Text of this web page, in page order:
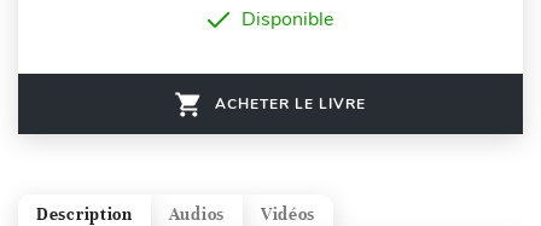
Disponible
ACHETER LE LIVRE
Vidéos
Audios
Description